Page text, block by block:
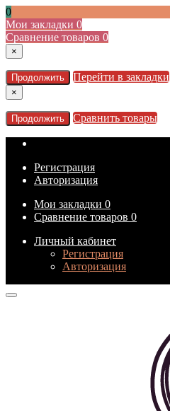
0
Мои закладки 0
Сравнение товаров 0
×
Продолжить Перейти в закладки
×
Продолжить Сравнить товары
Регистрация
Авторизация
Мои закладки 0
Сравнение товаров 0
Личный кабинет
Регистрация
Авторизация